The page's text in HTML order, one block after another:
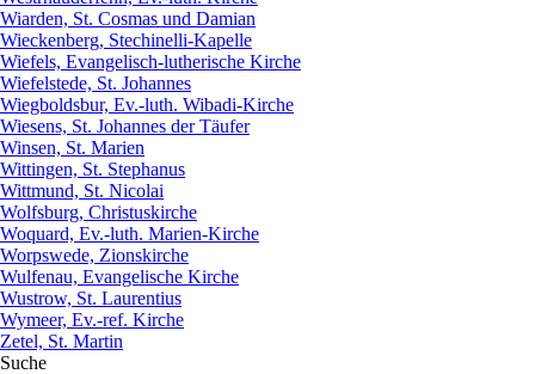
Wiarden, St. Cosmas und Damian
Wieckenberg, Stechinelli-Kapelle
Wiefels, Evangelisch-lutherische Kirche
Wiefelstede, St. Johannes
Wiegboldsbur, Ev.-luth. Wibadi-Kirche
Wiesens, St. Johannes der Täufer
Winsen, St. Marien
Wittingen, St. Stephanus
Wittmund, St. Nicolai
Wolfsburg, Christuskirche
Woquard, Ev.-luth. Marien-Kirche
Worpswede, Zionskirche
Wulfenau, Evangelische Kirche
Wustrow, St. Laurentius
Wymeer, Ev.-ref. Kirche
Zetel, St. Martin
Suche